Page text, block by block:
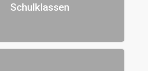
Schulklassen